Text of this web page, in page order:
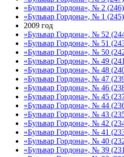
«Бульвар Гордона», № 2
«Бульвар Гордона», № 1
2009 год
«Бульвар Гордона», № 52
«Бульвар Гордона», № 51
«Бульвар Гордона», № 50
«Бульвар Гордона», № 49
«Бульвар Гордона», № 48
«Бульвар Гордона», № 47
«Бульвар Гордона», № 46
«Бульвар Гордона», № 45
«Бульвар Гордона», № 44
«Бульвар Гордона», № 43
«Бульвар Гордона», № 42
«Бульвар Гордона», № 41
«Бульвар Гордона», № 40
«Бульвар Гордона», № 39